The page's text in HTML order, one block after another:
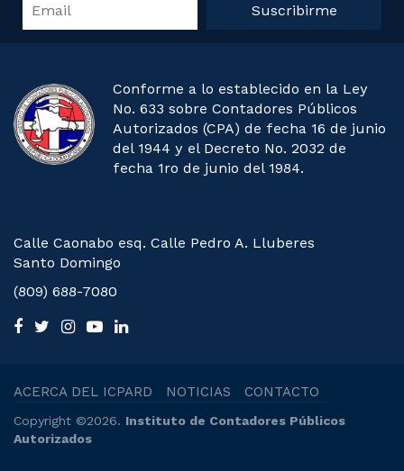
Suscribirme
Conforme a lo establecido en la Ley
No. 633 sobre Contadores Públicos
Autorizados (CPA) de fecha 16 de junio
del 1944 y el Decreto No. 2032 de
fecha 1ro de junio del 1984.
Calle Caonabo esq. Calle Pedro A. Lluberes
Santo Domingo
(809) 688-7080
ACERCA DEL ICPARD NOTICIAS CONTACTO
Copyright ©2026. Instituto de Contadores Públicos
Autorizados